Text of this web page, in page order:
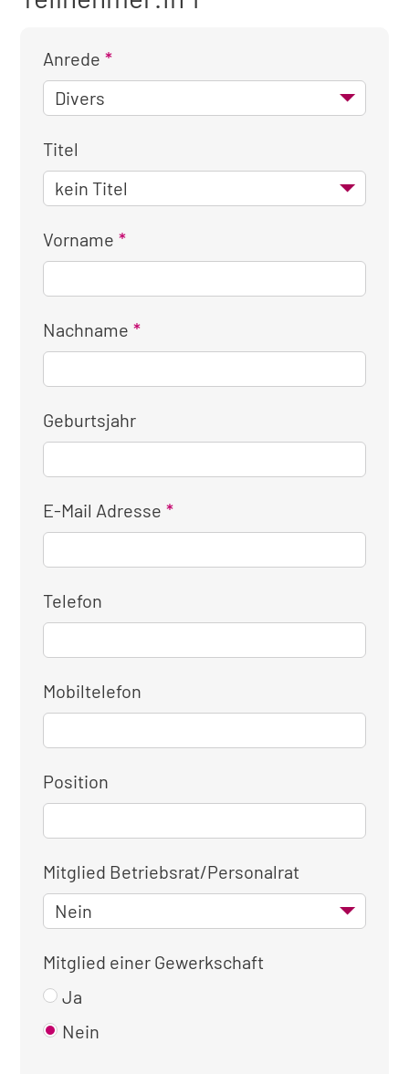
Anrede
Titel
Vorname
Nachname
Geburtsjahr
E-Mail Adresse
Telefon
Mobiltelefon
Position
Mitglied Betriebsrat/Personalrat
Mitglied einer Gewerkschaft
Ja
Nein